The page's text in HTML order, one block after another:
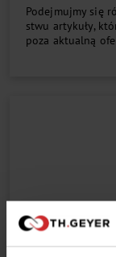
Po­dej­muj­my się
stwu ar­ty­ku­ły,
po­za ak­tu­al­ną